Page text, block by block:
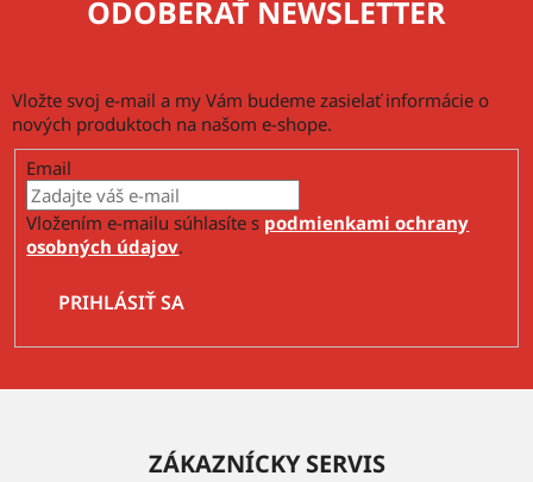
ODOBERAŤ NEWSLETTER
Vložte svoj e-mail a my Vám budeme zasielať informácie o
nových produktoch na našom e-shope.
Email
Vložením e-mailu súhlasíte s podmienkami ochrany
osobných údajov.
PRIHLÁSIŤ SA
ZÁKAZNÍCKY SERVIS